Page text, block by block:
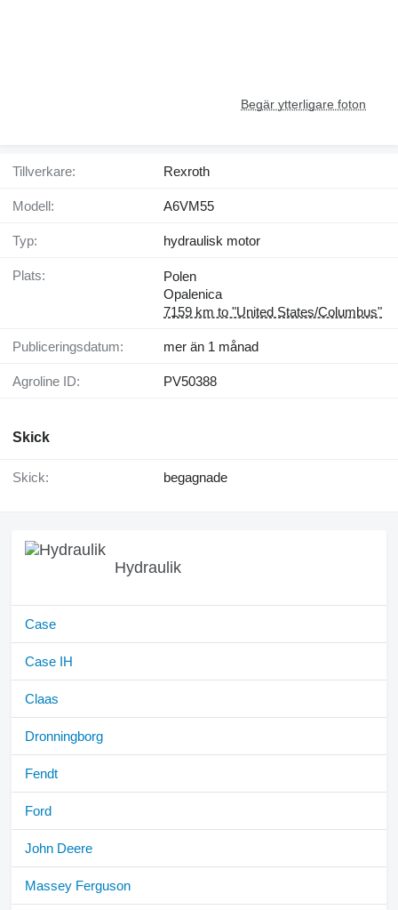
Begär ytterligare foton
Tillverkare: Rexroth
Modell: A6VM55
Typ: hydraulisk motor
Plats:
Polen
Opalenica
7159 km to "United States/Columbus"
Publiceringsdatum: mer än 1 månad
Agroline ID: PV50388
Skick
Skick: begagnade
Hydraulik
Case
Case IH
Claas
Dronningborg
Fendt
Ford
John Deere
Massey Ferguson